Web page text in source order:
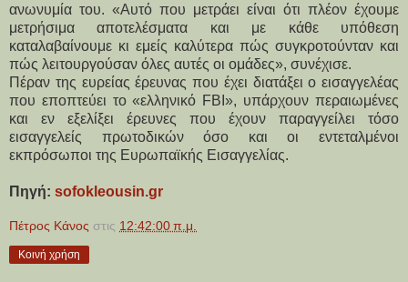
ανωνυμία του. «Αυτό που μετράει είναι ότι πλέον έχουμε
μετρήσιμα αποτελέσματα και με κάθε υπόθεση
καταλαβαίνουμε κι εμείς καλύτερα πώς συγκροτούνταν και
πώς λειτουργούσαν όλες αυτές οι ομάδες», συνέχισε.
Πέραν της ευρείας έρευνας που έχει διατάξει ο εισαγγελέας
που εποπτεύει το «ελληνικό FBI», υπάρχουν περαιωμένες
και εν εξελίξει έρευνες που έχουν παραγγείλει τόσο
εισαγγελείς πρωτοδικών όσο και οι εντεταλμένοι
εκπρόσωποι της Ευρωπαϊκής Εισαγγελίας.
Πηγή: sofokleousin.gr
Πέτρος Κάνος στις 12:42:00 π.μ.
Κοινή χρήση